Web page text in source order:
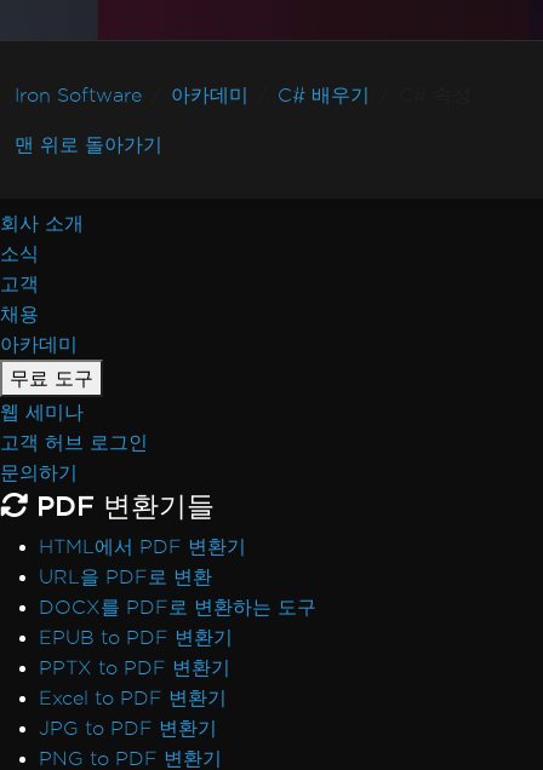
Iron Software 아카데미 C# 배우기
맨 위로 돌아가기
회사 소개
소식
고객
채용
아카데미
무료 도구
웹 세미나
고객 허브 로그인
문의하기
PDF 변환기들
HTML에서 PDF 변환기
URL을 PDF로 변환
DOCX를 PDF로 변환하는 도구
EPUB to PDF 변환기
PPTX to PDF 변환기
Excel to PDF 변환기
JPG to PDF 변환기
PNG to PDF 변환기